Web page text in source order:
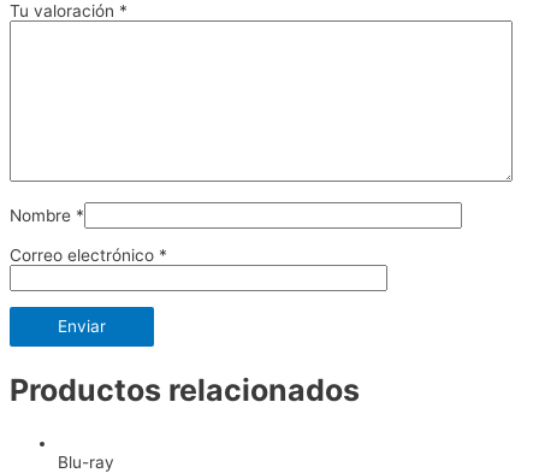
Tu valoración *
Nombre *
Correo electrónico *
Productos relacionados
Blu-ray